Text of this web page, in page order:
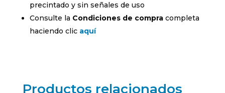
precintado y sin señales de uso
Consulte la Condiciones de compracompleta
haciendo clic aquí
Productos relacionados